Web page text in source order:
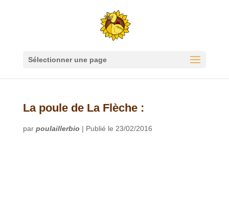
Sélectionner une page
La poule de La Flèche :
par poulaillerbio | Publié le 23/02/2016